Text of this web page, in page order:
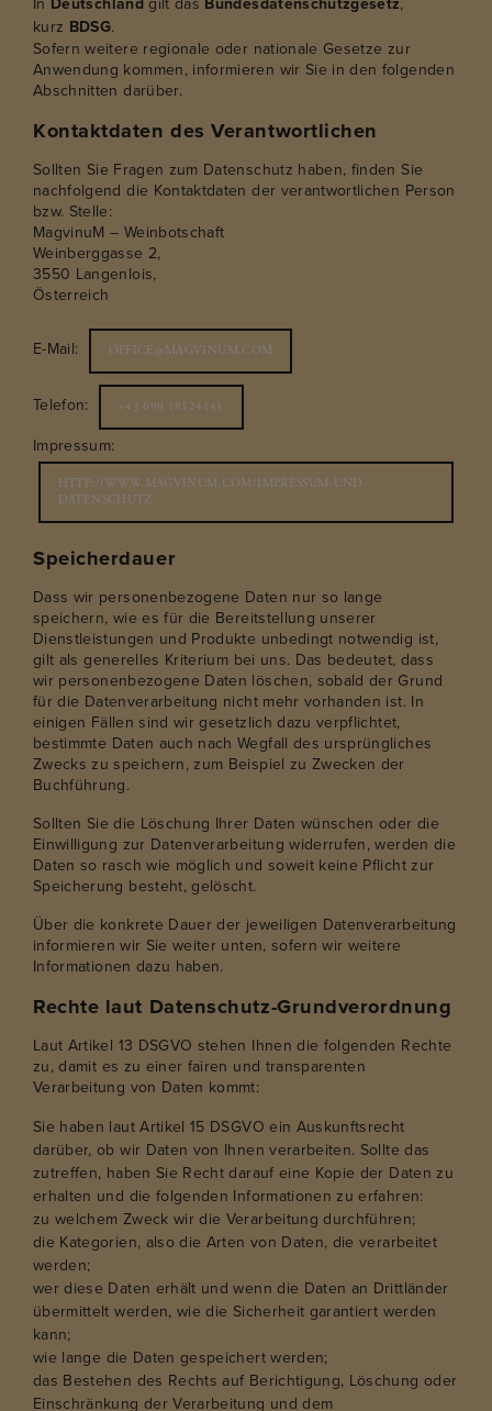
kurz BDSG.
Sofern weitere regionale oder nationale Gesetze zur
Anwendung kommen, informieren wir Sie in den folgenden
Abschnitten darüber.
Kontaktdaten des Verantwortlichen
Sollten Sie Fragen zum Datenschutz haben, finden Sie
nachfolgend die Kontaktdaten der verantwortlichen Person
bzw. Stelle:
MagvinuM – Weinbotschaft
Weinberggasse 2,
3550 Langenlois,
Österreich
E-Mail: OFFICE@MAGVINUM.COM
Telefon: +43 699 18124141
Impressum:
HTTP://WWW.MAGVINUM.COM/IMPRESSUM-UND-
DATENSCHUTZ
Speicherdauer
Dass wir personenbezogene Daten nur so lange
speichern, wie es für die Bereitstellung unserer
Dienstleistungen und Produkte unbedingt notwendig ist,
gilt als generelles Kriterium bei uns. Das bedeutet, dass
wir personenbezogene Daten löschen, sobald der Grund
für die Datenverarbeitung nicht mehr vorhanden ist. In
einigen Fällen sind wir gesetzlich dazu verpflichtet,
bestimmte Daten auch nach Wegfall des ursprüngliches
Zwecks zu speichern, zum Beispiel zu Zwecken der
Buchführung.
Sollten Sie die Löschung Ihrer Daten wünschen oder die
Einwilligung zur Datenverarbeitung widerrufen, werden die
Daten so rasch wie möglich und soweit keine Pflicht zur
Speicherung besteht, gelöscht.
Über die konkrete Dauer der jeweiligen Datenverarbeitung
informieren wir Sie weiter unten, sofern wir weitere
Informationen dazu haben.
Rechte laut Datenschutz-Grundverordnung
Laut Artikel 13 DSGVO stehen Ihnen die folgenden Rechte
zu, damit es zu einer fairen und transparenten
Verarbeitung von Daten kommt:
Sie haben laut Artikel 15 DSGVO ein Auskunftsrecht
darüber, ob wir Daten von Ihnen verarbeiten. Sollte das
zutreffen, haben Sie Recht darauf eine Kopie der Daten zu
erhalten und die folgenden Informationen zu erfahren:
zu welchem Zweck wir die Verarbeitung durchführen;
die Kategorien, also die Arten von Daten, die verarbeitet
werden;
wer diese Daten erhält und wenn die Daten an Drittländer
übermittelt werden, wie die Sicherheit garantiert werden
kann;
wie lange die Daten gespeichert werden;
das Bestehen des Rechts auf Berichtigung, Löschung oder
Einschränkung der Verarbeitung und dem